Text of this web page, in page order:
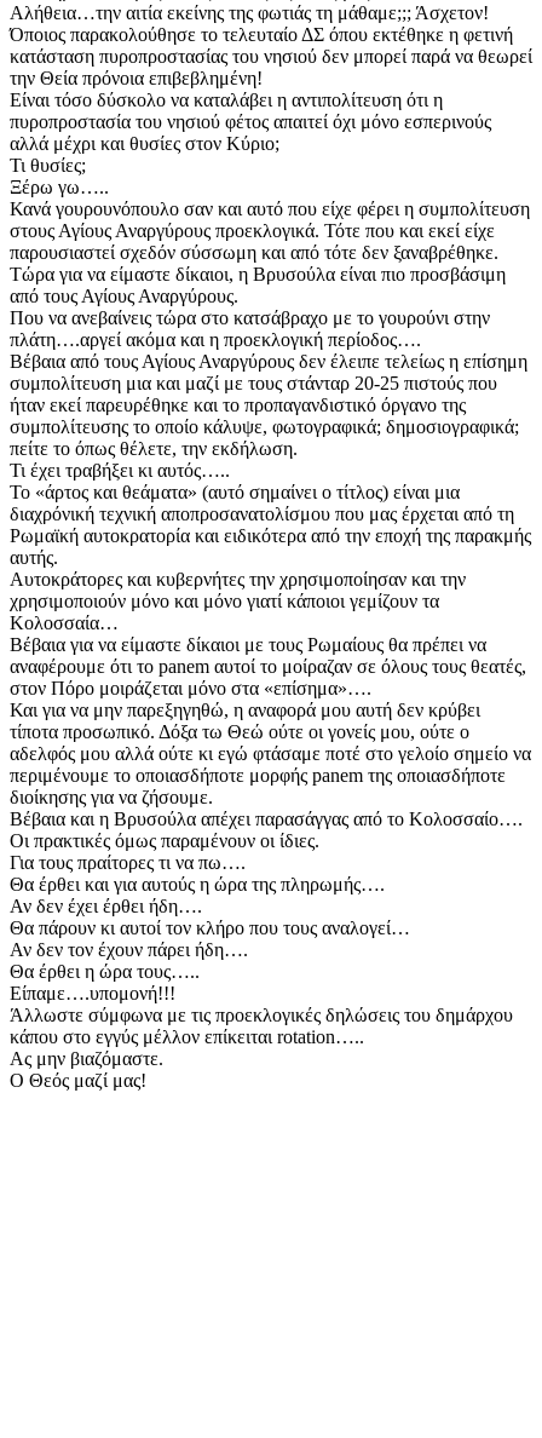
Αλήθεια…την αιτία εκείνης της φωτιάς τη μάθαμε;;; Άσχετον!
Όποιος παρακολούθησε το τελευταίο ΔΣ όπου εκτέθηκε η φετινή
κατάσταση πυροπροστασίας του νησιού δεν μπορεί παρά να θεωρεί
την Θεία πρόνοια επιβεβλημένη!
Είναι τόσο δύσκολο να καταλάβει η αντιπολίτευση ότι η
πυροπροστασία του νησιού φέτος απαιτεί όχι μόνο εσπερινούς
αλλά μέχρι και θυσίες στον Κύριο;
Τι θυσίες;
Ξέρω γω…..
Κανά γουρουνόπουλο σαν και αυτό που είχε φέρει η συμπολίτευση
στους Αγίους Αναργύρους προεκλογικά. Τότε που και εκεί είχε
παρουσιαστεί σχεδόν σύσσωμη και από τότε δεν ξαναβρέθηκε.
Τώρα για να είμαστε δίκαιοι, η Βρυσούλα είναι πιο προσβάσιμη
από τους Αγίους Αναργύρους.
Που να ανεβαίνεις τώρα στο κατσάβραχο με το γουρούνι στην
πλάτη….αργεί ακόμα και η προεκλογική περίοδος….
Βέβαια από τους Αγίους Αναργύρους δεν έλειπε τελείως η επίσημη
συμπολίτευση μια και μαζί με τους στάνταρ 20-25 πιστούς που
ήταν εκεί παρευρέθηκε και το προπαγανδιστικό όργανο της
συμπολίτευσης το οποίο κάλυψε, φωτογραφικά; δημοσιογραφικά;
πείτε το όπως θέλετε, την εκδήλωση.
Τι έχει τραβήξει κι αυτός…..
Το «άρτος και θεάματα» (αυτό σημαίνει ο τίτλος) είναι μια
διαχρόνική τεχνική αποπροσανατολίσμου που μας έρχεται από τη
Ρωμαϊκή αυτοκρατορία και ειδικότερα από την εποχή της παρακμής
αυτής.
Αυτοκράτορες και κυβερνήτες την χρησιμοποίησαν και την
χρησιμοποιούν μόνο και μόνο γιατί κάποιοι γεμίζουν τα
Κολοσσαία…
Βέβαια για να είμαστε δίκαιοι με τους Ρωμαίους θα πρέπει να
αναφέρουμε ότι το panem αυτοί το μοίραζαν σε όλους τους θεατές,
στον Πόρο μοιράζεται μόνο στα «επίσημα»….
Και για να μην παρεξηγηθώ, η αναφορά μου αυτή δεν κρύβει
τίποτα προσωπικό. Δόξα τω Θεώ ούτε οι γονείς μου, ούτε ο
αδελφός μου αλλά ούτε κι εγώ φτάσαμε ποτέ στο γελοίο σημείο να
περιμένουμε το οποιασδήποτε μορφής panem της οποιασδήποτε
διοίκησης για να ζήσουμε.
Βέβαια και η Βρυσούλα απέχει παρασάγγας από το Κολοσσαίο….
Οι πρακτικές όμως παραμένουν οι ίδιες.
Για τους πραίτορες τι να πω….
Θα έρθει και για αυτούς η ώρα της πληρωμής….
Αν δεν έχει έρθει ήδη….
Θα πάρουν κι αυτοί τον κλήρο που τους αναλογεί…
Αν δεν τον έχουν πάρει ήδη….
Θα έρθει η ώρα τους…..
Είπαμε….υπομονή!!!
Άλλωστε σύμφωνα με τις προεκλογικές δηλώσεις του δημάρχου
κάπου στο εγγύς μέλλον επίκειται rotation…..
Ας μην βιαζόμαστε.
Ο Θεός μαζί μας!